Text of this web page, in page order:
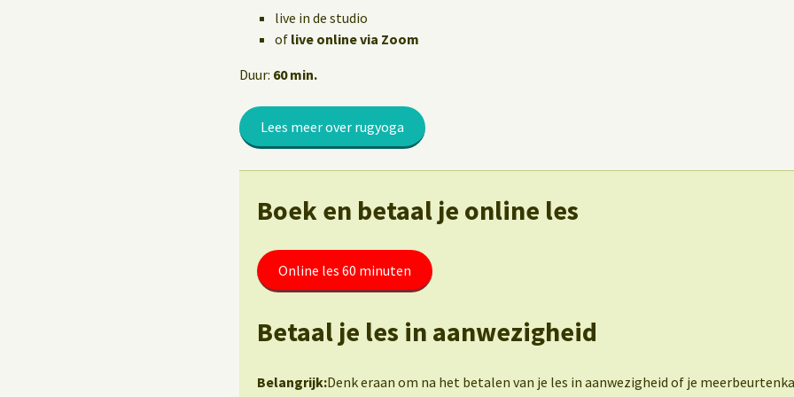
live in de studio
of live online via Zoom
Duur: 60 min.
Lees meer over rugyoga
Boek en betaal je online les
Online les 60 minuten
Betaal je les in aanwezigheid
Belangrijk:Denk eraan om na het betalen van je les in aanwezigheid of je